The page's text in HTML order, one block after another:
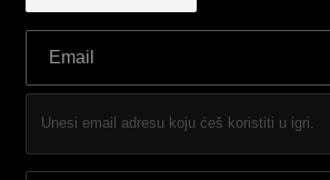
Unesi email adresu koju ćeš koristiti u igri.